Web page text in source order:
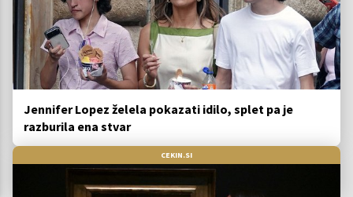
Jennifer Lopez želela pokazati idilo, splet pa je
razburila ena stvar
CEKIN.SI